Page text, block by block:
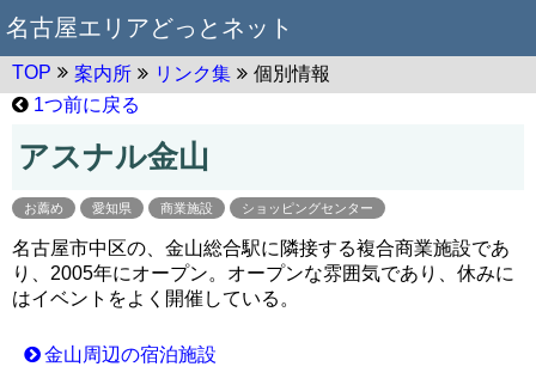
名古屋エリアどっとネット
TOP 案内所 リンク集
個別情報
1つ前に戻る
アスナル金山
お薦め 愛知県 商業施設 ショッピングセンター
名古屋市中区の、金山総合駅に隣接する複合商業施設であ
り、2005年にオープン。オープンな雰囲気であり、休みに
はイベントをよく開催している。
金山周辺の宿泊施設